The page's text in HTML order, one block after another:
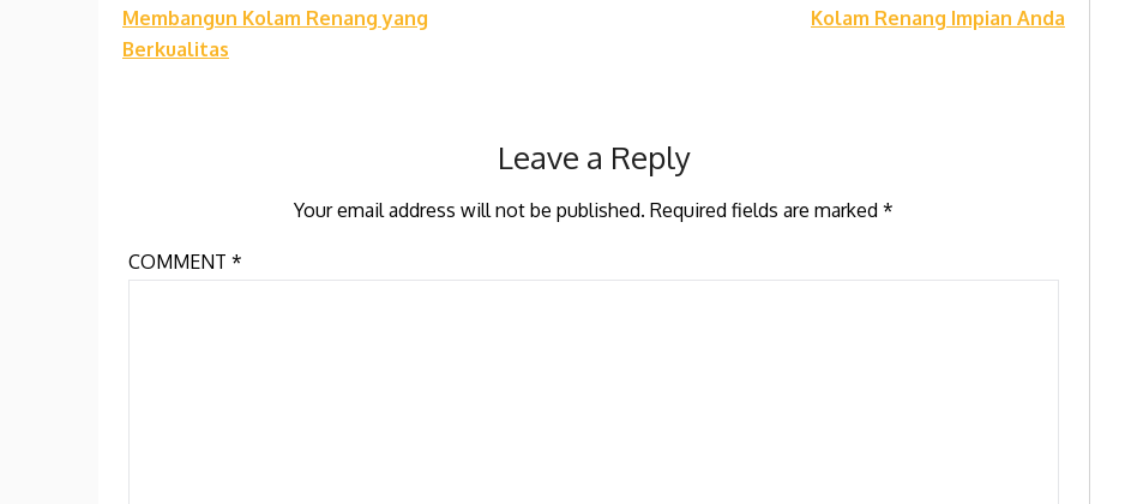
Membangun Kolam Renang yang
Berkualitas
Kolam Renang Impian Anda
Leave a Reply
Your email address will not be published. Required fields are marked *
COMMENT *